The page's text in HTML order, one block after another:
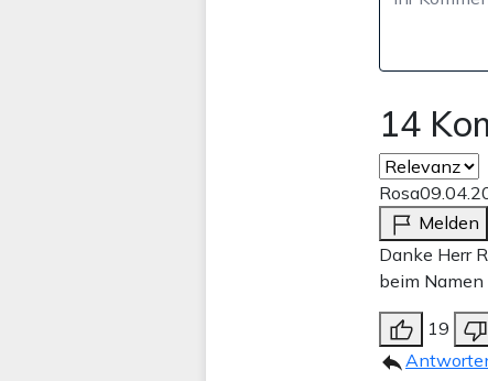
14
Rosa
Melden
Danke Herr
beim Namen
19